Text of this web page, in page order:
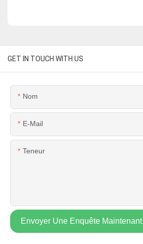
GET IN TOUCH WITH US
Nom
E-Mail
Teneur
Envoyer Une Enquête Maintenant